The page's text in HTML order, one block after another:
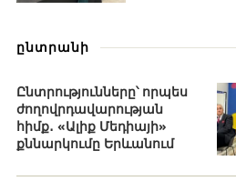
ընտրանի
Ընտրությունները՝ որպես
ժողովրդավարության
հիմք․ «Ալիք Մեդիայի»
քննարկումը Երևանում